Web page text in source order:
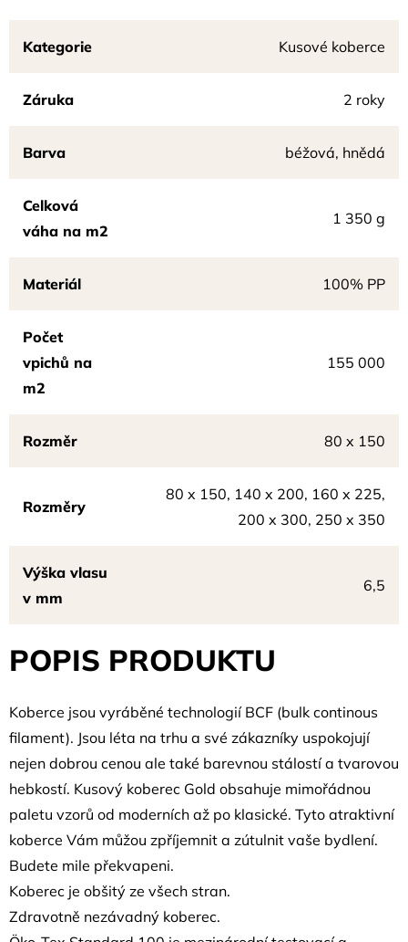
Kategorie Kusové koberce
Záruka 2 roky
Barva béžová, hnědá
Celková
váha na m2
1 350 g
Materiál 100% PP
Počet
vpichů na
m2
155 000
Rozměr 80 x 150
Rozměry
80 x 150, 140 x 200, 160 x 225,
200 x 300, 250 x 350
Výška vlasu
v mm
6,5
POPIS PRODUKTU
Koberce jsou vyráběné technologií BCF (bulk continous
filament). Jsou léta na trhu a své zákazníky uspokojují
nejen dobrou cenou ale také barevnou stálostí a tvarovou
hebkostí. Kusový koberec Gold obsahuje mimořádnou
paletu vzorů od moderních až po klasické. Tyto atraktivní
koberce Vám můžou zpříjemnit a zútulnit vaše bydlení.
Budete mile překvapeni.
Koberec je obšitý ze všech stran.
Zdravotně nezávadný koberec.